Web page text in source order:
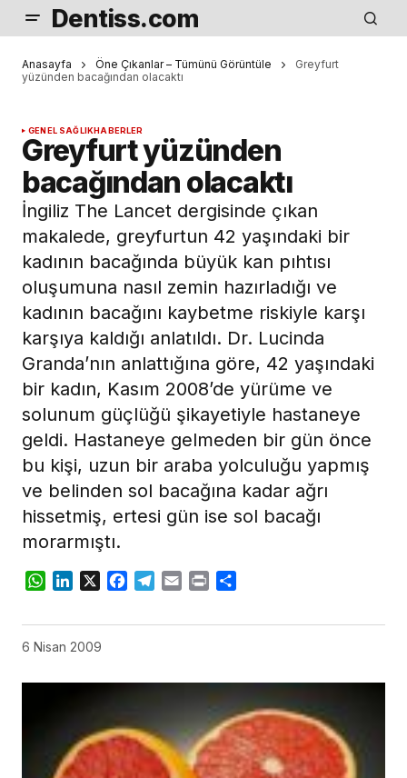
Dentiss.com
Anasayfa Öne Çıkanlar – Tümünü Görüntüle
Greyfurt
yüzünden bacağından olacaktı
GENEL SAĞLIKHABERLER
Greyfurt yüzünden
bacağından olacaktı
İngiliz The Lancet dergisinde çıkan
makalede, greyfurtun 42 yaşındaki bir
kadının bacağında büyük kan pıhtısı
oluşumuna nasıl zemin hazırladığı ve
kadının bacağını kaybetme riskiyle karşı
karşıya kaldığı anlatıldı. Dr. Lucinda
Granda’nın anlattığına göre, 42 yaşındaki
bir kadın, Kasım 2008’de yürüme ve
solunum güçlüğü şikayetiyle hastaneye
geldi. Hastaneye gelmeden bir gün önce
bu kişi, uzun bir araba yolculuğu yapmış
ve belinden sol bacağına kadar ağrı
hissetmiş, ertesi gün ise sol bacağı
morarmıştı.
WhatsApp
LinkedIn
X Facebook
Telegram
Email Print
6 Nisan 2009